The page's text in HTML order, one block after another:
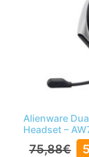
Alienware
Headset –
75,88€